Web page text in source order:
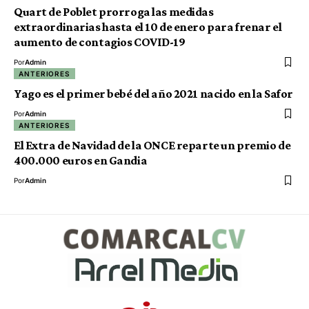
Quart de Poblet prorroga las medidas
extraordinarias hasta el 10 de enero para frenar el
aumento de contagios COVID-19
PorAdmin
ANTERIORES
Yago es el primer bebé del año 2021 nacido en la Safor
PorAdmin
ANTERIORES
El Extra de Navidad de la ONCE reparte un premio de
400.000 euros en Gandia
PorAdmin